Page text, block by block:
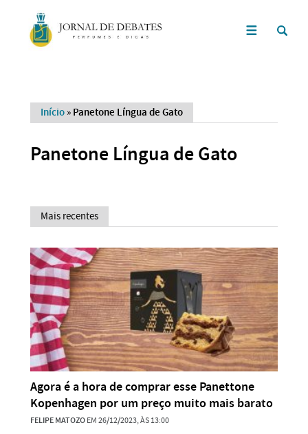
Início » Panetone Língua de Gato
Panetone Língua de Gato
Mais recentes
Agora é a hora de comprar esse Panettone
Kopenhagen por um preço muito mais barato
FELIPE MATOZOEM 26/12/2023, ÀS 13:00